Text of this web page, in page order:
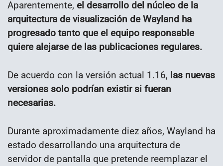
Aparentemente, el desarrollo del núcleo de la
arquitectura de visualización de Wayland ha
progresado tanto que el equipo responsable
quiere alejarse de las publicaciones regulares.
De acuerdo con la versión actual 1.16, las nuevas
versiones solo podrían existir si fueran
necesarias.
Durante aproximadamente diez años, Wayland ha
estado desarrollando una arquitectura de
servidor de pantalla que pretende reemplazar el